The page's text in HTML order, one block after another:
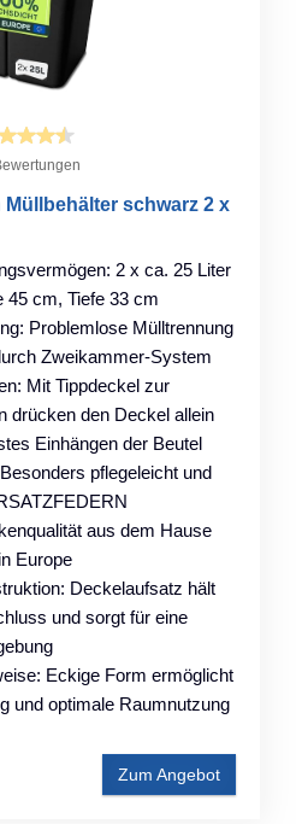
schwarz 2 x
2 x ca. 25 Liter
45 cm, Tiefe 33 cm
Problemlose Mülltrennung
Zweikammer-System
Mit Tippdeckel zur
drücken den Deckel allein
Einhängen der Beutel
pflegeleicht und
aus dem Hause
Europe
Deckelaufsatz hält
und sorgt für eine
Eckige Form ermöglicht
und optimale Raumnutzung
Zum Angebot